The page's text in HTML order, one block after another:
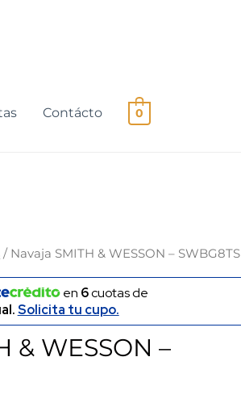
Contácto 0
/ Navaja SMITH & WESSON – SWBG8TS
en 6cuotas de
Solicita tu cupo.
& WESSON –